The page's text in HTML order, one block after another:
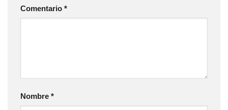
Comentario *
Nombre *